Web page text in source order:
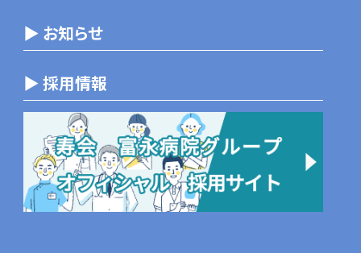
▶ お知らせ
▶ 採用情報